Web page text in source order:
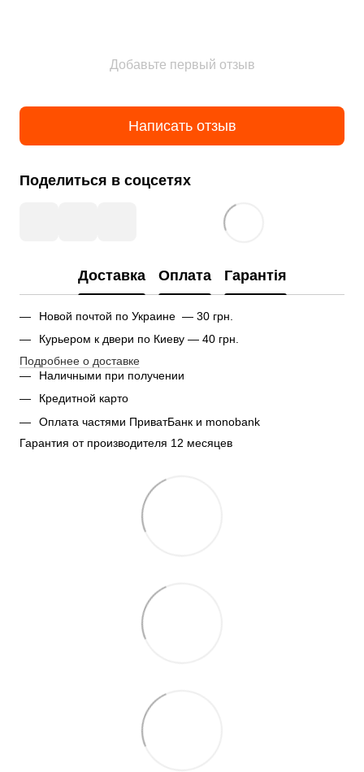
Добавьте первый отзыв
Написать отзыв
Поделиться в соцсетях
Доставка Оплата Гарантія
Новой почтой по Украине — 30 грн.
Курьером к двери по Киеву — 40 грн.
Подробнее о доставке
Наличными при получении
Кредитной карто
Оплата частями ПриватБанк и monobank
Гарантия от производителя 12 месяцев